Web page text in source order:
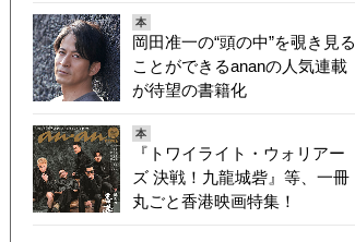
本
岡田准一の“頭の中”を覗き見る
ことができるananの人気連載
が待望の書籍化
本
『トワイライト・ウォリアー
ズ 決戦！九龍城砦』等、一冊
丸ごと香港映画特集！